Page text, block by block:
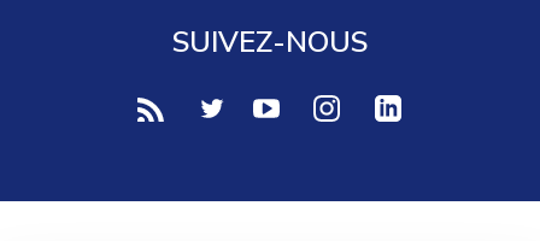
SUIVEZ-NOUS
voir notre page rss (Nouvelle fenêtre)
voir notre page twitter (Nouvelle
voir notre page youtube-play
voir notre page